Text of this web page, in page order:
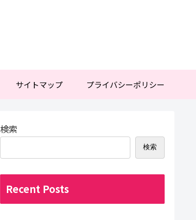
サイトマップ プライバシーポリシー
検索
検索
Recent Posts